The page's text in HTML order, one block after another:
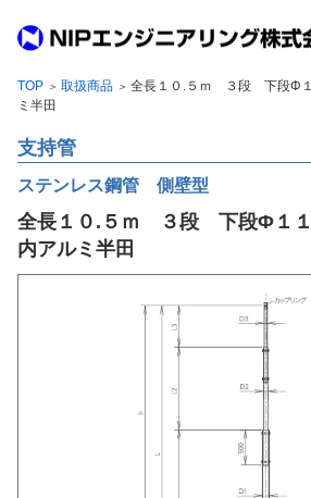
TOP
事業内容
取扱製品
各種実績
会社案内
個人データの共同
TOP ＞ 取扱商品 ＞ 全長１０.５ｍ ３段 下段Φ
ミ半田
支持管
ステンレス鋼管 側壁型
全長１０.５ｍ ３段 下段Φ１
内アルミ半田